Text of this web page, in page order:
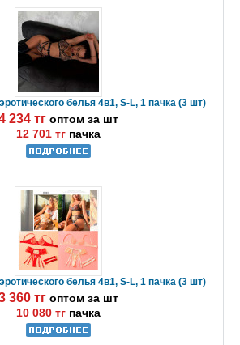
белья 4в1, S-L, 1 пачка (3 шт)
234 тг оптом за шт
12 701 тг пачка
белья 4в1, S-L, 1 пачка (3 шт)
360 тг оптом за шт
10 080 тг пачка